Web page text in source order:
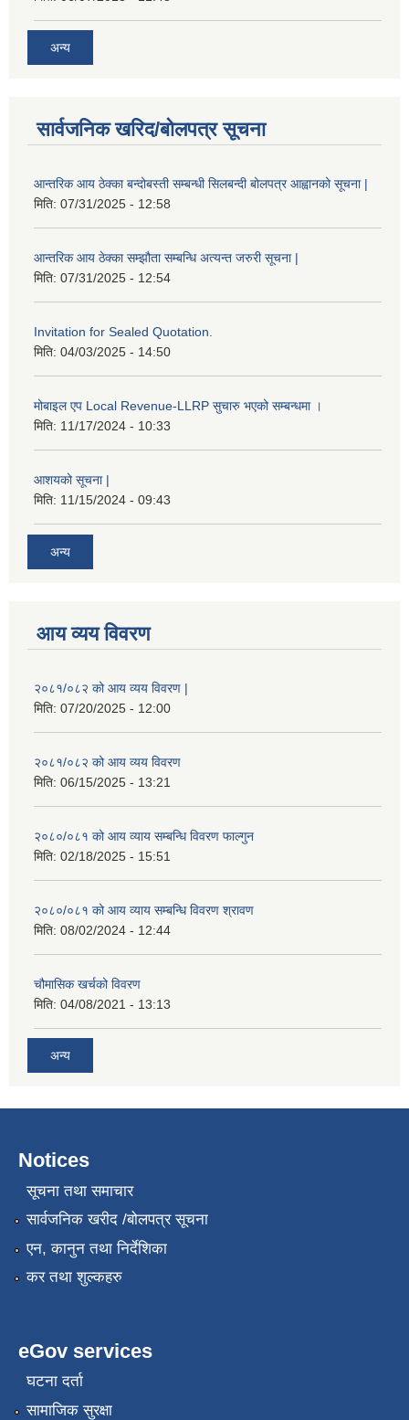
अन्य
सार्वजनिक खरिद/बोलपत्र सूचना
आन्तरिक आय ठेक्का बन्दोबस्ती सम्बन्धी सिलबन्दी बोलपत्र आह्वानको सूचना |
मिति: 07/31/2025 - 12:58
आन्तरिक आय ठेक्का सम्झौता सम्बन्धि अत्यन्त जरुरी सूचना |
मिति: 07/31/2025 - 12:54
Invitation for Sealed Quotation.
मिति: 04/03/2025 - 14:50
मोबाइल एप Local Revenue-LLRP सुचारु भएको सम्बन्धमा ।
मिति: 11/17/2024 - 10:33
आशयको सूचना |
मिति: 11/15/2024 - 09:43
अन्य
आय व्यय विवरण
२०८१/०८२ को आय व्यय विवरण |
मिति: 07/20/2025 - 12:00
२०८१/०८२ को आय व्यय विवरण
मिति: 06/15/2025 - 13:21
२०८०/०८१ को आय व्याय सम्बन्धि विवरण फाल्गुन
मिति: 02/18/2025 - 15:51
२०८०/०८१ को आय व्याय सम्बन्धि विवरण श्रावण
मिति: 08/02/2024 - 12:44
चौमासिक खर्चको विवरण
मिति: 04/08/2021 - 13:13
अन्य
Notices
सूचना तथा समाचार
सार्वजनिक खरीद /बोलपत्र सूचना
एन, कानुन तथा निर्देशिका
कर तथा शुल्कहरु
eGov services
घटना दर्ता
सामाजिक सुरक्षा